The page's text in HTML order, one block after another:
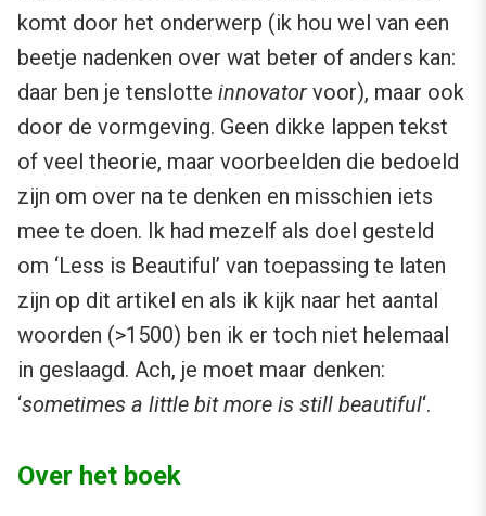
komt door het onderwerp (ik hou wel van een
beetje nadenken over wat beter of anders kan:
daar ben je tenslotte innovator voor), maar ook
door de vormgeving. Geen dikke lappen tekst
of veel theorie, maar voorbeelden die bedoeld
zijn om over na te denken en misschien iets
mee te doen. Ik had mezelf als doel gesteld
om ‘Less is Beautiful’ van toepassing te laten
zijn op dit artikel en als ik kijk naar het aantal
woorden (>1500) ben ik er toch niet helemaal
in geslaagd. Ach, je moet maar denken:
‘sometimes a little bit more is still beautiful‘.
Over het boek